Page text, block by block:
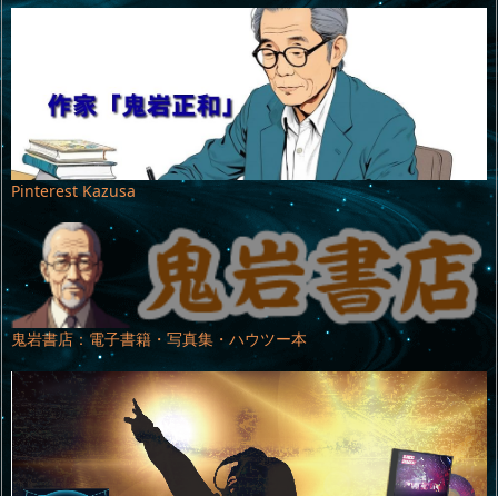
Pinterest Kazusa
鬼岩書店：電子書籍・写真集・ハウツー本